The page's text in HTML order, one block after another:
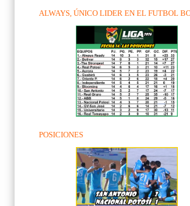
ALWAYS, ÚNICO LIDER EN EL FUTBOL
POSICIONES